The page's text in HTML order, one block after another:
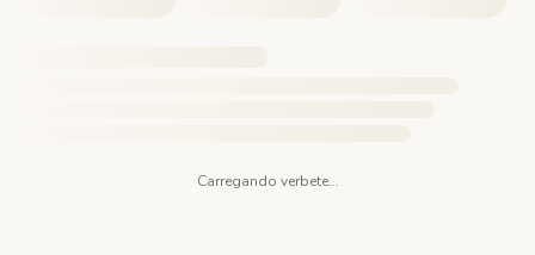
Carregando verbete...